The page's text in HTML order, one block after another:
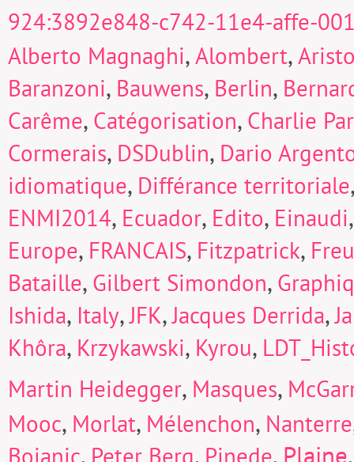
924:3892e848-c742-11e4-affe-
Alberto Magnaghi,Alombert,
Baranzoni, Bauwens, Berlin,
Carême, Catégorisation, Charlie
Cormerais, DSDublin, Dario
idiomatique, Différance territoriale
ENMI2014, Ecuador, Edito, Einaudi
Europe, FRANCAIS, Fitzpatrick,
Bataille, Gilbert Simondon,
Ishida, Italy,JFK,Jacques Derrida,
Khôra, Krzykawski, Kyrou,
Martin Heidegger, Masques,
Mooc, Morlat, Mélenchon, Nanterre
Bojanic, Peter Berg, Pinede, Plaine